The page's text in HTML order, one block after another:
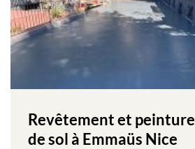
Revêtement et peinture
de sol à Emmaüs Nice